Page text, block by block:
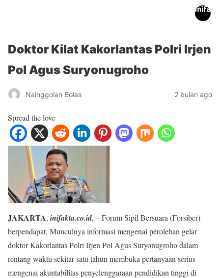
Doktor Kilat Kakorlantas Polri Irjen
Pol Agus Suryonugroho
Nainggolan Bolas 2 bulan ago
Spread the love
JAKARTA, inifakta.co.id, – Forum Sipil Bersuara (Forsiber)
berpendapat, Munculnya informasi mengenai perolehan gelar
doktor Kakorlantas Polri Irjen Pol Agus Suryonugroho dalam
rentang waktu sekitar satu tahun membuka pertanyaan serius
mengenai akuntabilitas penyelenggaraan pendidikan tinggi di